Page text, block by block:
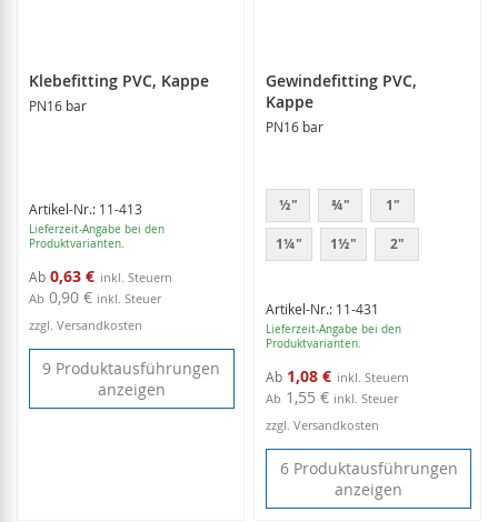
Klebefitting PVC, Kappe
PN16 bar
Artikel-Nr.: 11-413
Lieferzeit-Angabe bei den
Produktvarianten.
Ab 0,63 €
Ab 0,90 € inkl. Steuer
zzgl. Versandkosten
9 Produktausführungen
anzeigen
Gewindefitting PVC,
Kappe
PN16 bar
Artikel-Nr.: 11-431
Lieferzeit-Angabe bei den
Produktvarianten.
Ab 1,08 €
Ab 1,55 € inkl. Steuer
½" ¾" 1"
1¼" 1½" 2"
zzgl. Versandkosten
6 Produktausführungen
anzeigen